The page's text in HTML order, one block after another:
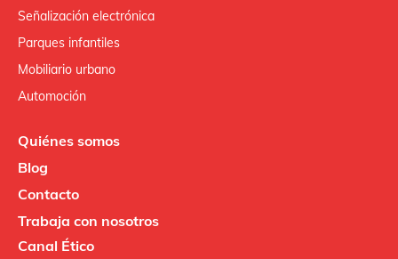
Señalización electrónica
Parques infantiles
Mobiliario urbano
Automoción
Quiénes somos
Blog
Contacto
Trabaja con nosotros
Canal Ético